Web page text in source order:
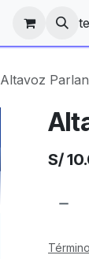
Altavoz
S/